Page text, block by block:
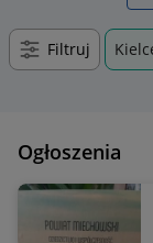
Filtruj
Ogłoszenia